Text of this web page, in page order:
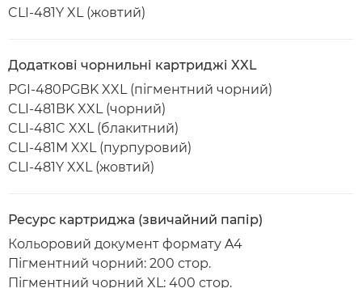
CLI-481Y XL (жовтий)
Додаткові чорнильні картриджі XXL
PGI-480PGBK XXL (пігментний чорний)
CLI-481BK XXL (чорний)
CLI-481C XXL (блакитний)
CLI-481M XXL (пурпуровий)
CLI-481Y XXL (жовтий)
Ресурс картриджа (звичайний папір)
Кольоровий документ формату A4
Пігментний чорний: 200 стор.
Пігментний чорний XL: 400 стор.